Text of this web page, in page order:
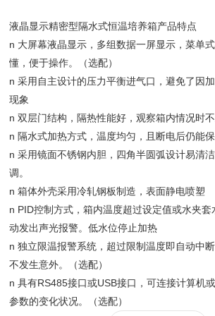
液晶显示精密型隔水式恒温培养箱产品特点
n 大屏幕液晶显示，多组数据一屏显示，菜单
懂，便于操作。（选配）
n 采用自主设计的压力平衡进气口，避免了因
现象
n 双层门结构，隔热性能好，观察箱内情况时不
n 隔水式加热方式，温度均匀，且断电后仍能保
n 采用镜面不锈钢内胆，四角半圆弧设计易清
调。
n 箱体外壳采用冷轧钢板制造，表面静电喷塑
n PID控制方式，箱内温度超过设定值或水夹套
动发出声光报警。低水位停止加热
n 独立限温报警系统，超过限制温度即自动中
不发生意外。（选配）
n 具有RS485接口或USB接口，可连接计算机
参数的变化状况。（选配）